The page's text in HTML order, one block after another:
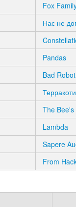
Fox
Нас не
Pandas
Bad Robot
The Bee's
Lambda
Sapere
From